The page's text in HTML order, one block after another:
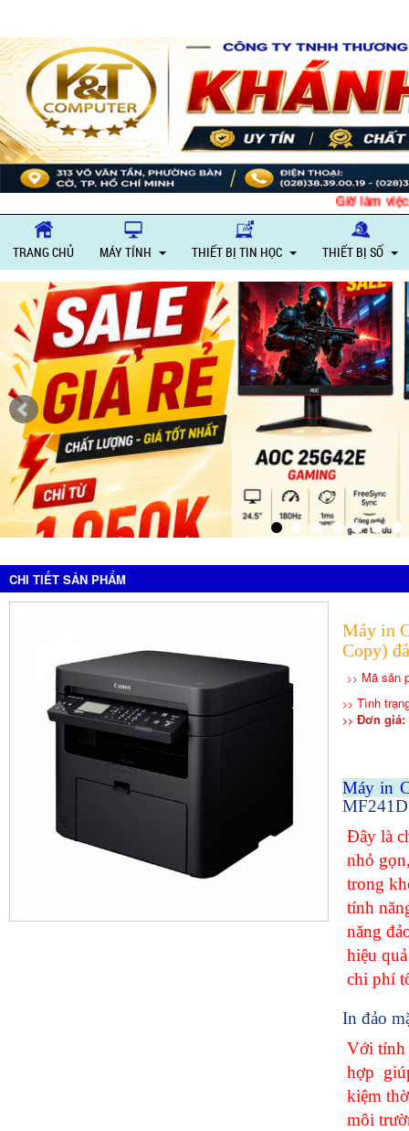
Giờ làm việc: Thứ
TRANG CHỦ MÁY TÍNH THIẾT BỊ TIN HỌC THIẾT BỊ SỐ
CHI TIẾT SẢN PHẨM
Máy in
Copy)
>> Mã sản
>> Tình
>> Đơn giá:
Máy in
MF241D
Đây là
nhỏ
trong
tính
năng
hiệu
chi phí
In đảo
Với tính
hợp
kiệm
môi